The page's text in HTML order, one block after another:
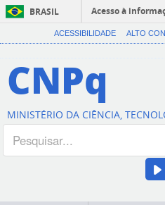
BRASIL
Acesso à
ACESSIBILIDADE ALTO
CNPq
MINISTÉRIO DA CIÊNCIA,